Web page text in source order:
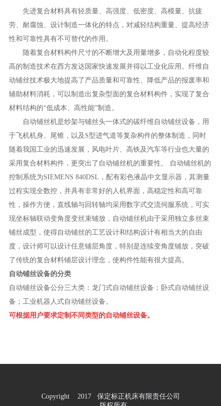
先进复合材料具有轻质量、高强度、低密度、高模量、抗疲
劳、耐腐蚀、设计制造一体化的特点，对减轻结构重量、提高经济
性和可靠性具有不可替代的作用。
随着复合材料构件尺寸的不断增大及用量增多，自动化程度较
高的制造技术在西方发达国家快速发展并得以工业化应用。纤维自
动铺丝技术极大地提高了产品质量和可靠性、降低产品的报废率和
辅助材料消耗，可以制造出复杂型面的复合材料构件，实现了复合
材料结构的“低成本、高性能”制造。
自动铺丝机是纱架与铺丝头一体式的碳纤维自动铺丝设备，用
于飞机机身、尾锥，以及 S型进气道等复杂构件的整体制造，同时
随着我国工业的迅速发展，风电叶片、高铁及汽车等行业也大量的
采用复合材料构件，更突出了自动铺丝机的重要性。 自动铺丝机的
控制系统为SIEMENS 840DSL，配有彩色液晶中文显示器，其测量
过程实现全数控，并具有非常好的人机界面，高稳定性和高可靠
性，操作方便，直线轴与回转轴均采用数字式交流伺服系统，可实
现坐标轴联动变角度变丝束铺放，自动铺丝机由于采用独立多丝束
铺丝成型，使得自动铺丝的工艺设计和结构设计有相当大的自由
度，设计师可以设计任意铺层角度，特别是连续变角度铺放，突破
了传统的复合材料铺层设计理念，使构件性能有很大提高。
自动铺丝设备的分类
自动铺丝设备公分三大类：龙门式自动铺丝设备；卧式自动铺丝设
备；工业机器人式自动铺丝设备。
可根据用户要求定制不同类型的自动铺丝设备。
Copyright 2017 保定标正机床有限责任公司